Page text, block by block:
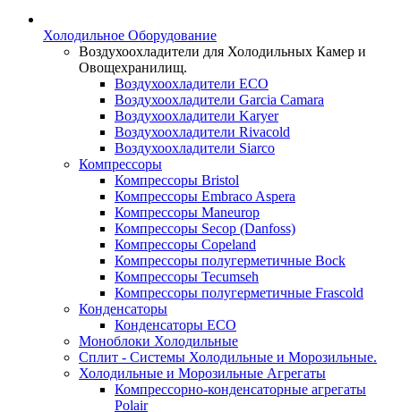
Холодильное Оборудование
Воздухоохладители для Холодильных Камер и
Овощехранилищ.
Воздухоохладители ECO
Воздухоохладители Garcia Camara
Воздухоохладители Karyer
Воздухоохладители Rivacold
Воздухоохладители Siarco
Компрессоры
Компрессоры Bristol
Компрессоры Embraco Aspera
Компрессоры Maneurop
Компрессоры Secop (Danfoss)
Компрессоры Copeland
Компрессоры полугерметичные Bock
Компрессоры Tecumseh
Компрессоры полугерметичные Frascold
Конденсаторы
Конденсаторы ECO
Моноблоки Холодильные
Сплит - Системы Холодильные и Морозильные.
Холодильные и Морозильные Агрегаты
Компрессорно-конденсаторные агрегаты
Polair